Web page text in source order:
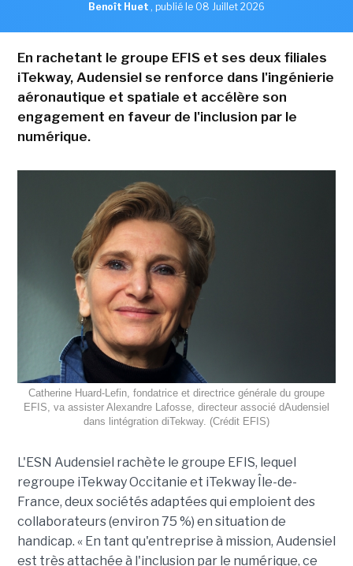
Benoît Huet , publié le 08 Juillet 2026
En rachetant le groupe EFIS et ses deux filiales
iTekway, Audensiel se renforce dans l'ingénierie
aéronautique et spatiale et accélère son
engagement en faveur de l'inclusion par le
numérique.
Catherine Huard-Lefin, fondatrice et directrice générale du groupe
EFIS, va assister Alexandre Lafosse, directeur associé dAudensiel
dans lintégration diTekway. (Crédit EFIS)
L'ESN Audensiel rachète le groupe EFIS, lequel
regroupe iTekway Occitanie et iTekway Île-de-
France, deux sociétés adaptées qui emploient des
collaborateurs (environ 75 %) en situation de
handicap. « En tant qu'entreprise à mission, Audensiel
est très attachée à l'inclusion par le numérique, ce